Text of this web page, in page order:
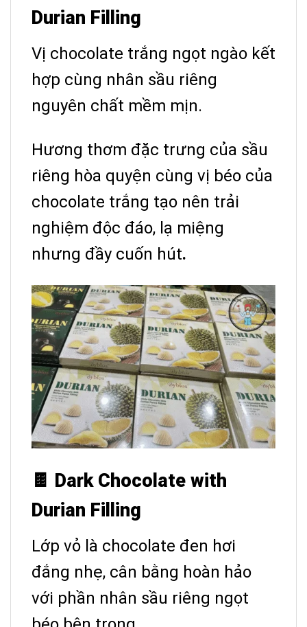
Durian Filling
Vị chocolate trắng ngọt ngào kết
hợp cùng nhân sầu riêng
nguyên chất mềm mịn.
Hương thơm đặc trưng của sầu
riêng hòa quyện cùng vị béo của
chocolate trắng tạo nên trải
nghiệm độc đáo, lạ miệng
nhưng đầy cuốn hút.
🍫 Dark Chocolate with
Durian Filling
Lớp vỏ là chocolate đen hơi
đắng nhẹ, cân bằng hoàn hảo
với phần nhân sầu riêng ngọt